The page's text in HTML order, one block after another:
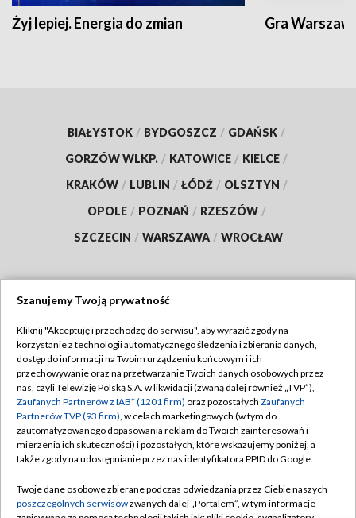
Żyj lepiej. Energia do zmian Gra
BIAŁYSTOK / BYDGOSZCZ / GDAŃSK /
GORZÓW WLKP. / KATOWICE / KIELCE /
KRAKÓW / LUBLIN / ŁÓDŹ / OLSZTYN /
OPOLE / POZNAŃ / RZESZÓW /
SZCZECIN / WARSZAWA / WROCŁAW
TVP
Abonament TVP
Emisja w TVP
Centrum informacji TVP
Naziemna Telewizja Cyfrowa
Rada Programowa
Regulamin TVP
Polityka prywatności
Moje zgody
Pomoc
Kontakt
Szanujemy Twoją prywatność
Kliknij "Akceptuję i przechodzę do serwisu", aby wyrazić zgody na
korzystanie z technologii automatycznego śledzenia i zbierania danych,
dostęp do informacji na Twoim urządzeniu końcowym i ich
przechowywanie oraz na przetwarzanie Twoich danych osobowych przez
nas, czyli Telewizję Polską S.A. w likwidacji (zwaną dalej również „TVP”),
Zaufanych Partnerów z IAB* (1201 firm) oraz pozostałych Zaufanych
Partnerów TVP (93 firm), w celach marketingowych (w tym do
zautomatyzowanego dopasowania reklam do Twoich zainteresowań i
mierzenia ich skuteczności) i pozostałych, które wskazujemy poniżej, a
także zgody na udostępnianie przez nas identyfikatora PPID do Google.
Twoje dane osobowe zbierane podczas odwiedzania przez Ciebie naszych
poszczególnych serwisówzwanych dalej „Portalem”, w tym informacje